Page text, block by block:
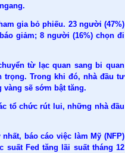
gia bỏ phiếu. 23 người (47%)
giảm; 8 người (16%) chọn đi
từ lạc quan sang bi quan
Trong khi đó, nhà đầu tư
sẽ sớm bật tăng.
tổ chức rút lui, những nhà đầu
báo cáo việc làm Mỹ (NFP)
suất Fed tăng lãi suất tháng 12